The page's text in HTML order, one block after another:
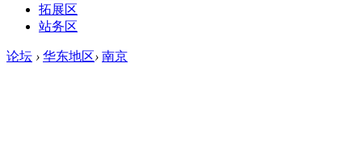
拓展区
站务区
论坛 › 华东地区› 南京